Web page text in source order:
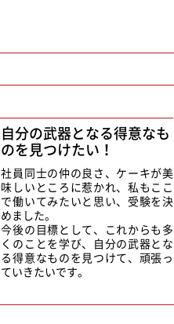
自分の武器となる得意なも
のを見つけたい！
社員同士の仲の良さ、ケーキが美
味しいところに惹かれ、私もここ
で働いてみたいと思い、受験を決
めました。
今後の目標として、これからも多
くのことを学び、自分の武器とな
る得意なものを見つけて、頑張っ
ていきたいです。